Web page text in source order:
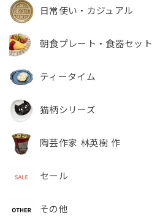
日常使い・カジュアル
朝食プレート・食器セット
ティータイム
猫柄シリーズ
陶芸作家 林英樹 作
セール
その他